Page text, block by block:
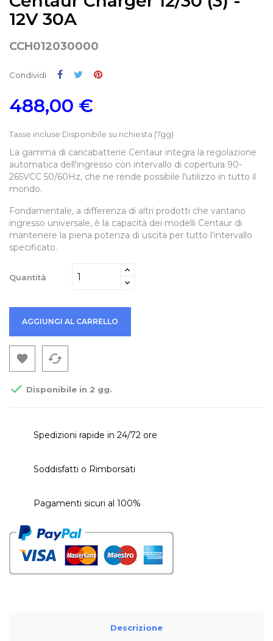
12V 30A
CCH012030000
Condividi Condividi
Twitta
488,00 €
Tasse incluse Disponibile su richiesta (7gg)
La gamma di caricabatterie Centaur integra la regolazione
automatica dell'ingresso con intervallo di copertura 90-
265VCC 50/60Hz, che ne rende possibile l'utilizzo in tutto il
mondo.
Fondamentale, a differenza di altri prodotti che vantano
ingresso universale, è la capacità dei modelli Centaur di
mantenere la piena potenza di uscita per tutto l'intervallo
specificato.
Quantità
AGGIUNGI AL CARRELLO
 cached
 Disponibile in 2 gg.
Spedizioni rapide in 24/72 ore
Soddisfatti o Rimborsati
Pagamenti sicuri al 100%
Descrizione